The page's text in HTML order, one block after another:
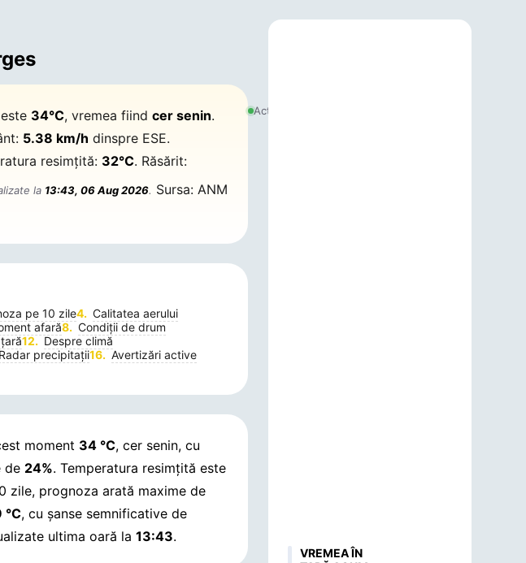
34°C, vremea fiindcer senin.
5.38 km/h dinspre ESE.
resimțită: 32°C. Răsărit:
la 13:43, 06 Aug 2026. Sursa: ANM
pe 10 zile
Calitatea aerului
afară
Condiții de drum
Despre climă
Radar precipitații
Avertizări active
moment 34 °C, cer senin, cu
de 24%. Temperatura resimțită este
zile, prognoza arată maxime de
°C, cu șanse semnificative de
ultima oară la13:43.
Actualizat:
VREMEA ÎN